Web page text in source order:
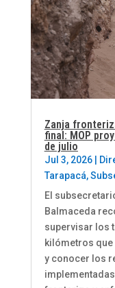
Zanja
final: MOP
de julio
Jul 3, 2026|
Tarapacá,
El
Balmaceda
supervisar los
kilómetros que
y conocer los